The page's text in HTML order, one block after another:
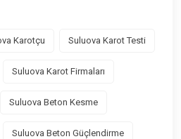
Karotçu Suluova Karot Testi
Suluova Karot Firmaları
Suluova Beton Kesme
Suluova Beton Güçlendirme